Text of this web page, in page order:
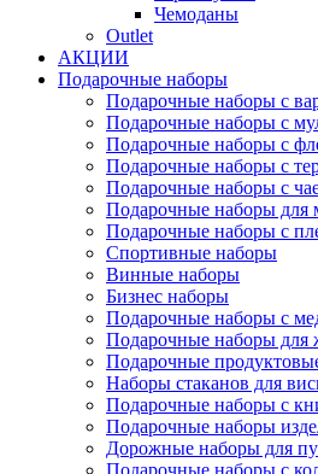
Чемоданы
Outlet
АКЦИИ
Подарочные наборы
Подарочные наборы с
Подарочные наборы с
Подарочные наборы с
Подарочные наборы с
Подарочные наборы с
Подарочные наборы для
Подарочные наборы с
Спортивные наборы
Винные наборы
Бизнес наборы
Подарочные наборы с
Подарочные наборы для
Подарочные
Наборы стаканов для
Подарочные наборы с
Подарочные наборы
Дорожные наборы для
Подарочные наборы с